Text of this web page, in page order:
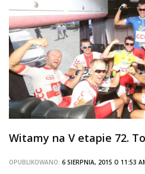
Witamy na V etapie 72.
OPUBLIKOWANO: 6 SIERPNIA, 2015 O 11:53